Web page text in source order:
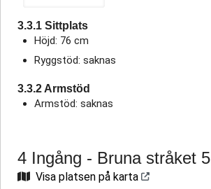
3.3.1 Sittplats
Höjd: 76 cm
Ryggstöd: saknas
3.3.2 Armstöd
Armstöd: saknas
4 Ingång - Bruna stråket 5
Visa platsen på karta